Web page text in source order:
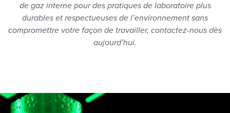
de gaz interne pour des pratiques de laboratoire plus
durables et respectueuses de l’environnement sans
compromettre votre façon de travailler, contactez-nous dès
aujourd’hui.